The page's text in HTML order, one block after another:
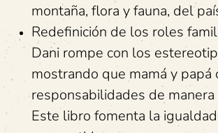
montaña, flora y fauna, del
Redefinición de los roles
Dani rompe con los
mostrando que mamá y papá
responsabilidades de
Este libro fomenta la